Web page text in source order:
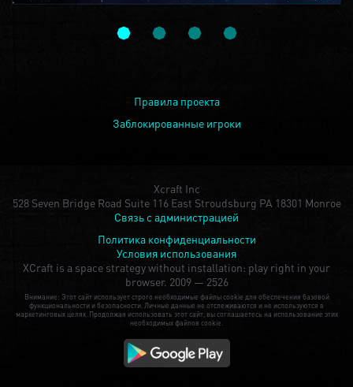
Правила проекта
Заблокированные игроки
Xcraft Inc
528 Seven Bridge Road Suite 116 East Stroudsburg PA 18301 Monroe
Связь с администрацией
Политика конфиденциальности
Условия использования
XCraft is a space strategy without installation: play right in your
browser. 2009 — 2526
Внимание: Этот сайт использует строго необходимые файлы cookie для обеспечения базовой
функциональности и безопасности. Личные данные не отслеживаются и не используются в
маркетинговых целях. Продолжая использовать этот сайт, вы соглашаетесь на использование этих
необходимых файлов cookie.